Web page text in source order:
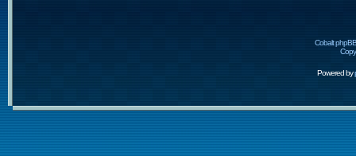
Cobalt
Powered by